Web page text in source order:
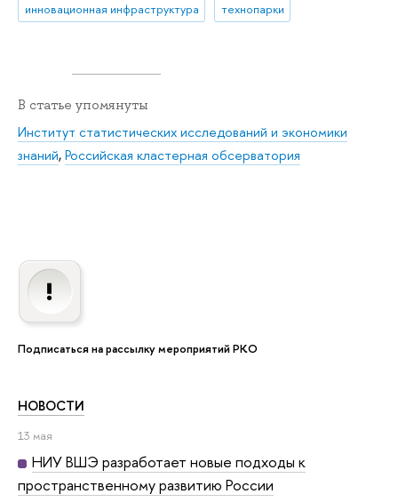
Подписаться на рассылку мероприятий РКО
НОВОСТИ
13 мая
НИУ ВШЭ разработает новые подходы к
пространственному развитию России
инновационная инфраструктура технопарки
В статье упомянуты
Институт статистических исследований и экономики
знаний,Российская кластерная обсерватория